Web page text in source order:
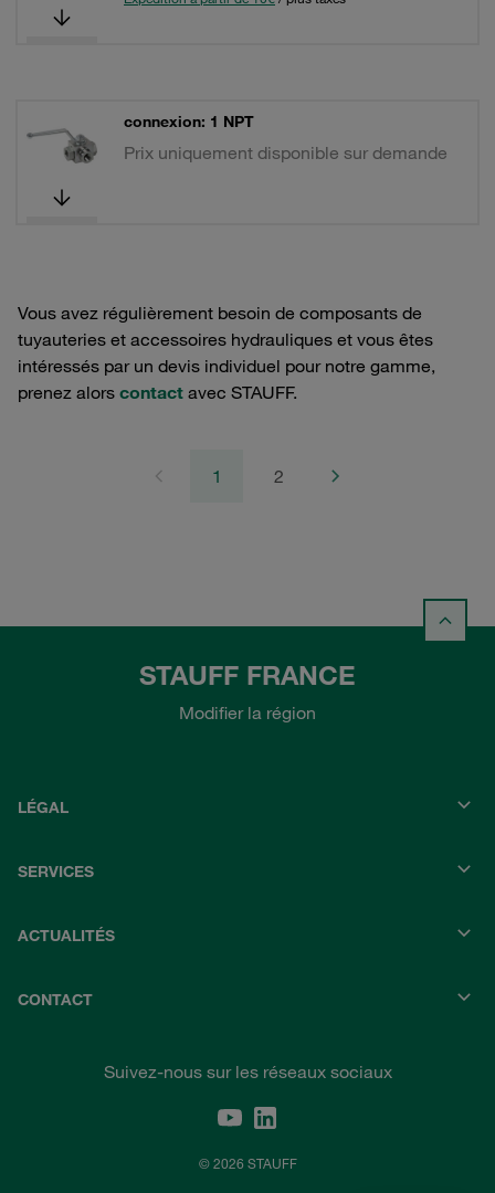
connexion: 1 NPT
Prix uniquement disponible sur demande
Vous avez régulièrement besoin de composants de
tuyauteries et accessoires hydrauliques et vous êtes
intéressés par un devis individuel pour notre gamme,
prenez alors contact avec STAUFF.
1 2
STAUFF FRANCE
Modifier la région
LÉGAL
SERVICES
ACTUALITÉS
CONTACT
Suivez-nous sur les réseaux sociaux
© 2026 STAUFF